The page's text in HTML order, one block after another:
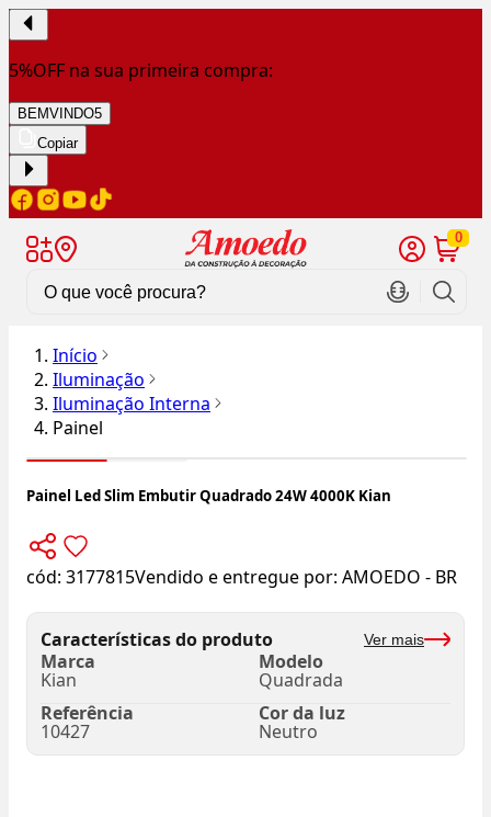
5%OFF na sua primeira compra:
BEMVINDO5
Copiar
0
Início
Iluminação
Iluminação Interna
Painel
Painel Led Slim Embutir Quadrado 24W 4000K Kian
cód: 3177815Vendido e entregue por: AMOEDO - BR
Características do produto Ver mais
Marca
Kian
Modelo
Quadrada
Referência
10427
Cor da luz
Neutro